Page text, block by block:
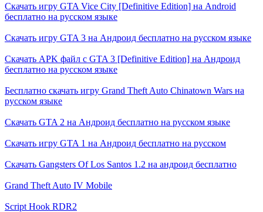
Скачать игру GTA Vice City [Definitive Edition] на Android
бесплатно на русском языке
Скачать игру GTA 3 на Андроид бесплатно на русском языке
Скачать APK файл с GTA 3 [Definitive Edition] на Андроид
бесплатно на русском языке
Бесплатно скачать игру Grand Theft Auto Chinatown Wars на
русском языке
Скачать GTA 2 на Андроид бесплатно на русском языке
Скачать игру GTA 1 на Андроид бесплатно на русском
Скачать Gangsters Of Los Santos 1.2 на андроид бесплатно
Grand Theft Auto IV Mobile
Script Hook RDR2